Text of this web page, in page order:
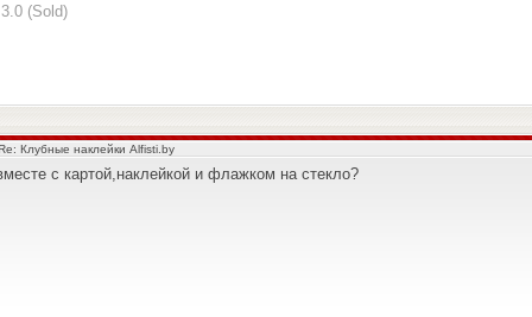
(Sold)
Клубные наклейки Alfisti.by
с картой,наклейкой и флажком на стекло?